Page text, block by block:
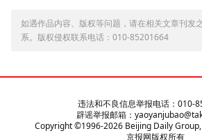
如遇作品内容、版权等问题，请在相关文章刊发
系。版权侵权联系电话：010-85201664
违法和不良信息举报电话：010-
辟谣举报邮箱：
Copyright ©1996-2026Beijing Daily
京报网版权所有